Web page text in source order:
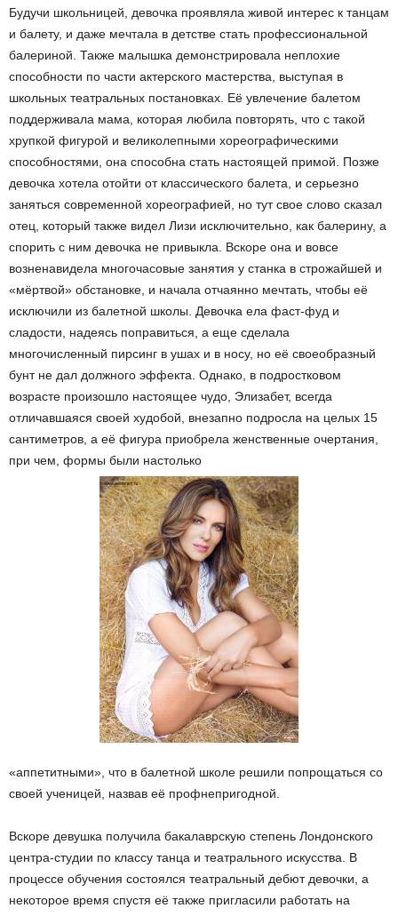
Будучи школьницей, девочка проявляла живой интерес к танцам
и балету, и даже мечтала в детстве стать профессиональной
балериной. Также малышка демонстрировала неплохие
способности по части актерского мастерства, выступая в
школьных театральных постановках. Её увлечение балетом
поддерживала мама, которая любила повторять, что с такой
хрупкой фигурой и великолепными хореографическими
способностями, она способна стать настоящей примой. Позже
девочка хотела отойти от классического балета, и серьезно
заняться современной хореографией, но тут свое слово сказал
отец, который также видел Лизи исключительно, как балерину, а
спорить с ним девочка не привыкла. Вскоре она и вовсе
возненавидела многочасовые занятия у станка в строжайшей и
«мёртвой» обстановке, и начала отчаянно мечтать, чтобы её
исключили из балетной школы. Девочка ела фаст-фуд и
сладости, надеясь поправиться, а еще сделала
многочисленный пирсинг в ушах и в носу, но её своеобразный
бунт не дал должного эффекта. Однако, в подростковом
возрасте произошло настоящее чудо, Элизабет, всегда
отличавшаяся своей худобой, внезапно подросла на целых 15
сантиметров, а её фигура приобрела женственные очертания,
при чем, формы были настолько
«аппетитными», что в балетной школе решили попрощаться со
своей ученицей, назвав её профнепригодной.
Вскоре девушка получила бакалаврскую степень Лондонского
центра-студии по классу танца и театрального искусства. В
процессе обучения состоялся театральный дебют девочки, а
некоторое время спустя её также пригласили работать на